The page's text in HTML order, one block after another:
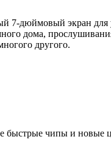
7-дюймовый экран для
дома,
другого.
быстрые чипы и новые